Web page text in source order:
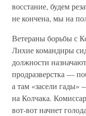
восстание, будем
не кончена, мы на
Ветераны борьбы с
Лихие командиры
должности
продразверстка —
а там «засели гады»
на Колчака.
вот-вот начнет